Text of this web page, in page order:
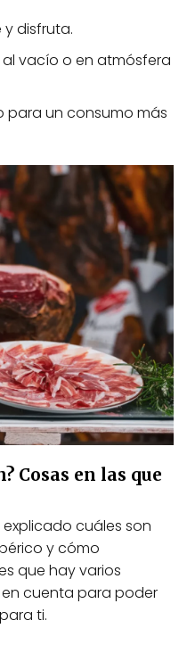
disfruta.
vacío o en atmósfera
para un consumo más
Cosas en las que
cuáles son
y cómo
que hay varios
cuenta para poder
ti.